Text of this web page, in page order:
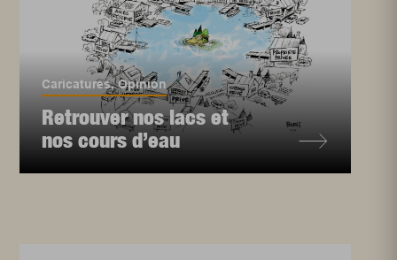
Caricatures,Opinion
Retrouver nos lacs et
nos cours d’eau